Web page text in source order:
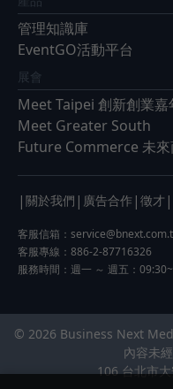
管理知識庫
EventGO活動平台
展會
Meet Taipei 創新創業嘉
Meet Greater South
Future Commerce 未來
| 關於我們 | 廣告合作 | 徵才 |
客服信箱：
客服專線：886-2-87716326
服務時間：週一 ～ 週五：
© 2026 Business Next
內容未
106 台北市